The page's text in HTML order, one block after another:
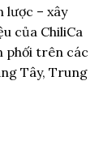
lược – xây
của ChiliCa
phối trên các
Tây, Trung